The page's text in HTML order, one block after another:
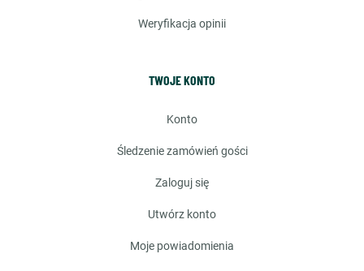
weryfikacja opinii
TWOJE KONTO
konto
śledzenie zamówień gości
zaloguj się
utwórz konto
moje powiadomienia